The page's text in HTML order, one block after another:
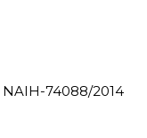
NAIH-74088/2014